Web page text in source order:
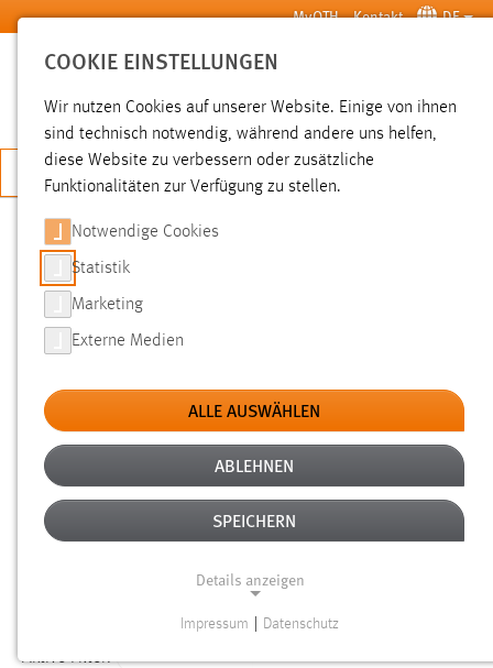
Zum Hauptinhalt springen MyOTH Kontakt DE
SUCHE
JETZT BEWERBEN
SUCHE
FILTER
Typ
Erstellungsdatum
Alter
Aktive Filter:
COOKIE EINSTELLUNGEN
Wir nutzen Cookies auf unserer Website. Einige von ihnen
sind technisch notwendig, während andere uns helfen,
diese Website zu verbessern oder zusätzliche
Funktionalitäten zur Verfügung zu stellen.
Notwendige Cookies
Statistik
Marketing
Externe Medien
ALLE AUSWÄHLEN
ABLEHNEN
SPEICHERN
Details anzeigen
Impressum Datenschutz